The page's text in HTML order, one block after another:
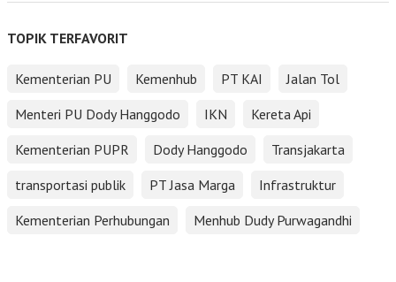
TOPIK TERFAVORIT
Kementerian PU Kemenhub PT KAI
Jalan Tol
Menteri PU Dody Hanggodo
IKN
Kereta Api
Kementerian PUPR
Dody Hanggodo
Transjakarta
transportasi publik
PT Jasa Marga
Infrastruktur
Kementerian Perhubungan
Menhub Dudy Purwagandhi